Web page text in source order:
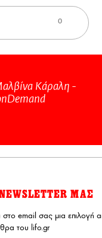
0
Κάραλη -
ΜΑΣ
email σας μια επιλογή
του lifo.gr